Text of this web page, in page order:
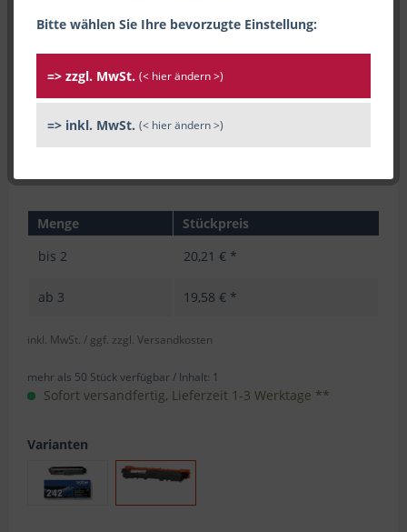
Menge
Stückpreis
bis 2 20,21 € *
ab 3 19,58 € *
inkl. MwSt. / ggf. zzgl. Versandkosten
mehr als 50 Stück verfügbar / Inhalt: 1
Sofort versandfertig, Lieferzeit 1-3 Werktage **
Varianten
Bitte wählen Sie Ihre bevorzugte Einstellung:
=> zzgl. MwSt. (< hier ändern >)
=> inkl. MwSt. (< hier ändern >)